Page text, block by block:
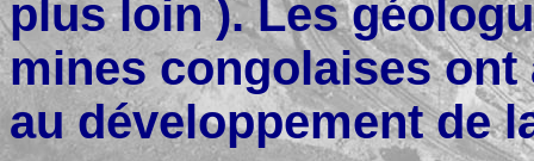
plus loin ). Les
mines congolaises
au développement de